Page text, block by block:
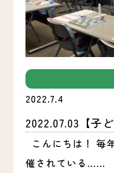
2022.7.4
2022.07.03【子
こんにちは！ 毎
催されている……